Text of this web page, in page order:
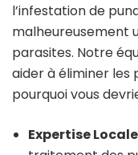
l’infestation de
malheureusement
parasites. Notre
aider à éliminer les
pourquoi vous
Expertise